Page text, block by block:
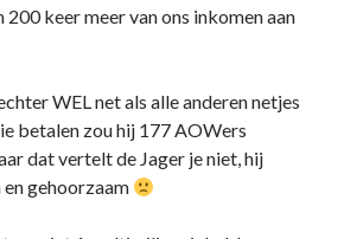
keer meer van ons inkomen aan
WEL net als alle anderen netjes
betalen zou hij 177 AOWers
dat vertelt de Jager je niet, hij
gehoorzaam